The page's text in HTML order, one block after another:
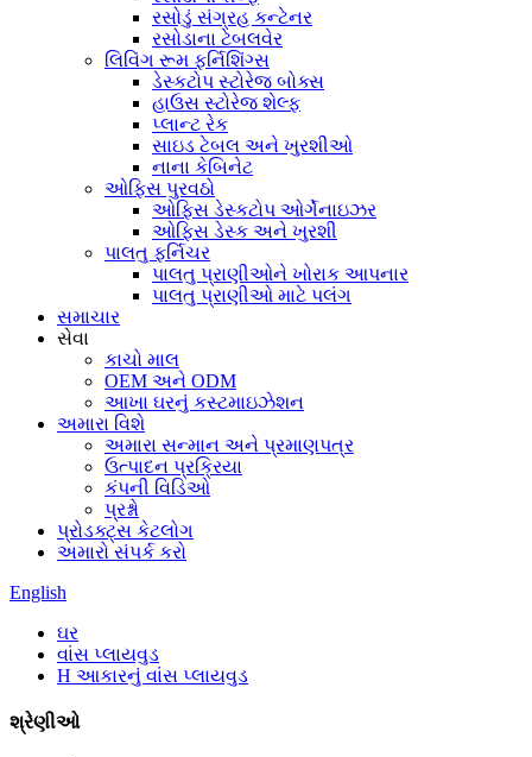
રસોડું સંગ્રહ કન્ટેનર
રસોડાના ટેબલવેર
લિવિંગ રૂમ ફર્નિશિંગ્સ
ડેસ્કટોપ સ્ટોરેજ બોક્સ
હાઉસ સ્ટોરેજ શેલ્ફ
પ્લાન્ટ રેક
સાઇડ ટેબલ અને ખુરશીઓ
નાના કેબિનેટ
ઓફિસ પુરવઠો
ઓફિસ ડેસ્કટોપ ઓર્ગેનાઇઝર
ઓફિસ ડેસ્ક અને ખુરશી
પાલતુ ફર્નિચર
પાલતુ પ્રાણીઓને ખોરાક આપનાર
પાલતુ પ્રાણીઓ માટે પલંગ
સમાચાર
સેવા
કાચો માલ
OEM અને ODM
આખા ઘરનું કસ્ટમાઇઝેશન
અમારા વિશે
અમારા સન્માન અને પ્રમાણપત્ર
ઉત્પાદન પ્રક્રિયા
કંપની વિડિઓ
પ્રશ્નો
પ્રોડક્ટ્સ કેટલોગ
અમારો સંપર્ક કરો
English
ઘર
વાંસ પ્લાયવુડ
H આકારનું વાંસ પ્લાયવુડ
શ્રેણીઓ